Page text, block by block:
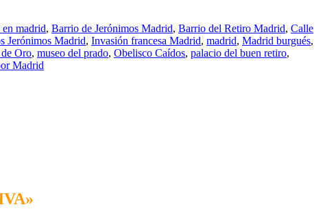
en madrid, Barrio de Jerónimos Madrid, Barrio del Retiro Madrid, Calle
Jerónimos Madrid, Invasión francesa Madrid, madrid, Madrid burgués,
Oro, museo del prado, Obelisco Caídos, palacio del buen retiro,
Madrid